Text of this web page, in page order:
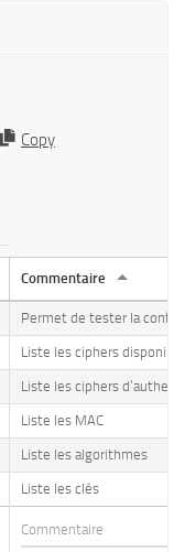
Copy
Commentaire
Permet de tester la
Liste les ciphers
Liste les ciphers
Liste les MAC
Liste les algorithmes
Liste les clés